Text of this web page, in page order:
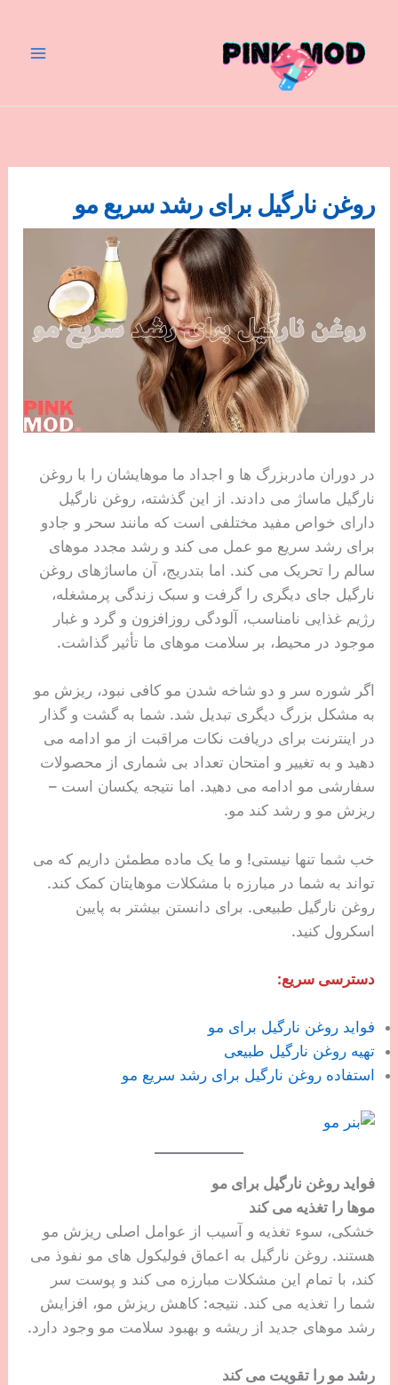
محتوا
روغن نارگیل برای رشد سریع مو
در دوران مادربزرگ ها و اجداد ما موهایشان را با روغن
نارگیل ماساژ می دادند. از این گذشته، روغن نارگیل
دارای خواص مفید مختلفی است که مانند سحر و جادو
برای رشد سریع مو عمل می کند و رشد مجدد موهای
سالم را تحریک می کند. اما بتدریج، آن ماساژهای روغن
نارگیل جای دیگری را گرفت و سبک زندگی پرمشغله،
رژیم غذایی نامناسب، آلودگی روزافزون و گرد و غبار
موجود در محیط، بر سلامت موهای ما تأثیر گذاشت.
اگر شوره سر و دو شاخه شدن مو کافی نبود، ریزش مو
به مشکل بزرگ دیگری تبدیل شد. شما به گشت و گذار
در اینترنت برای دریافت نکات مراقبت از مو ادامه می
دهید و به تغییر و امتحان تعداد بی شماری از محصولات
سفارشی مو ادامه می دهید. اما نتیجه یکسان است –
ریزش مو و رشد کند مو.
خب شما تنها نیستی! و ما یک ماده مطمئن داریم که می
تواند به شما در مبارزه با مشکلات موهایتان کمک کند.
روغن نارگیل طبیعی. برای دانستن بیشتر به پایین
اسکرول کنید.
دسترسی سریع:
فواید روغن نارگیل برای مو
تهیه روغن نارگیل طبیعی
استفاده روغن نارگیل برای رشد سریع مو
فواید روغن نارگیل برای مو
موها را تغذیه می کند
خشکی، سوء تغذیه و آسیب از عوامل اصلی ریزش مو
هستند. روغن نارگیل به اعماق فولیکول های مو نفوذ می
کند، با تمام این مشکلات مبارزه می کند و پوست سر
شما را تغذیه می کند. نتیجه: کاهش ریزش مو، افزایش
رشد موهای جدید از ریشه و بهبود سلامت مو وجود دارد.
رشد مو را تقویت می کند